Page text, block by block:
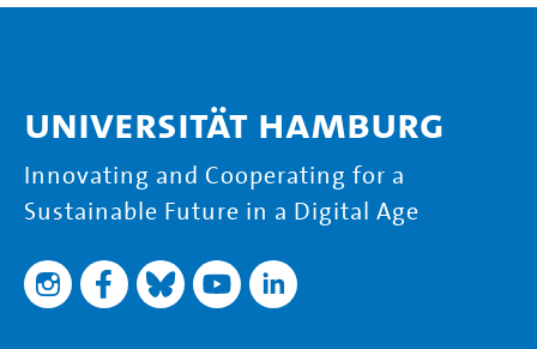
Universität Hamburg
Innovating and Cooperating for a
Sustainable Future in a Digital Age